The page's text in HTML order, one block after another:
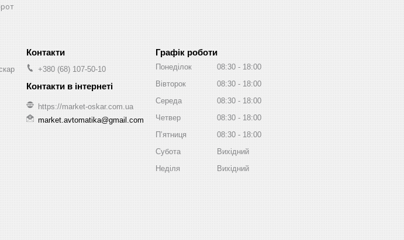
+380 (68) 107-50-10
https://market-oskar.com.ua
market.avtomatika@gmail.com
Графік роботи
Понеділок 08:30
18:00
Вівторок
08:30
18:00
Середа
08:30
18:00
Четвер
08:30
18:00
Пʼятниця
08:30
18:00
Субота
Вихідний
Неділя
Вихідний